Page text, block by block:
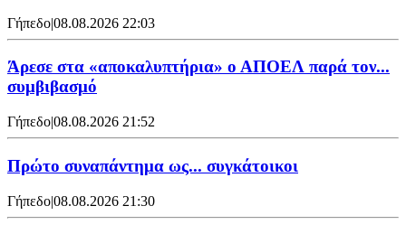
Γήπεδο|08.08.2026 22:03
Άρεσε στα «αποκαλυπτήρια» ο ΑΠΟΕΛ παρά τον...
συμβιβασμό
Γήπεδο|08.08.2026 21:52
Πρώτο συναπάντημα ως... συγκάτοικοι
Γήπεδο|08.08.2026 21:30